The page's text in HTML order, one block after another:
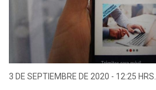
3 DE SEPTIEMBRE DE 2020 - 12:25 HRS.